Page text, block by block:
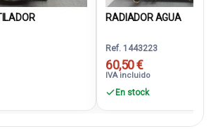
RADIADOR AGUA
Ref. 1443223
60,50 €
IVA incluido
En stock